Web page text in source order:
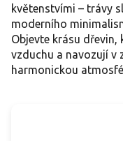
květenstvími – trávy
moderního
Objevte krásu dřevin,
vzduchu a navozují v
harmonickou